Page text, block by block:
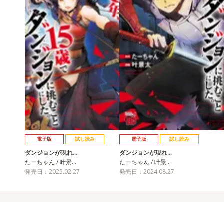
電子版 試し読み
ダンジョンが現れ…
たーちゃん / 叶景…
発売日：2025.02.27
電子版 試し読み
ダンジョンが現れ…
たーちゃん / 叶景…
発売日：2024.08.27